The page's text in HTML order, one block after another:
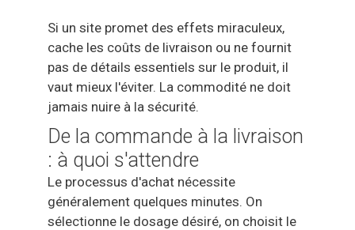
Si un site promet des effets miraculeux,
cache les coûts de livraison ou ne fournit
pas de détails essentiels sur le produit, il
vaut mieux l'éviter. La commodité ne doit
jamais nuire à la sécurité.
De la commande à la livraison
: à quoi s'attendre
Le processus d'achat nécessite
généralement quelques minutes. On
sélectionne le dosage désiré, on choisit le